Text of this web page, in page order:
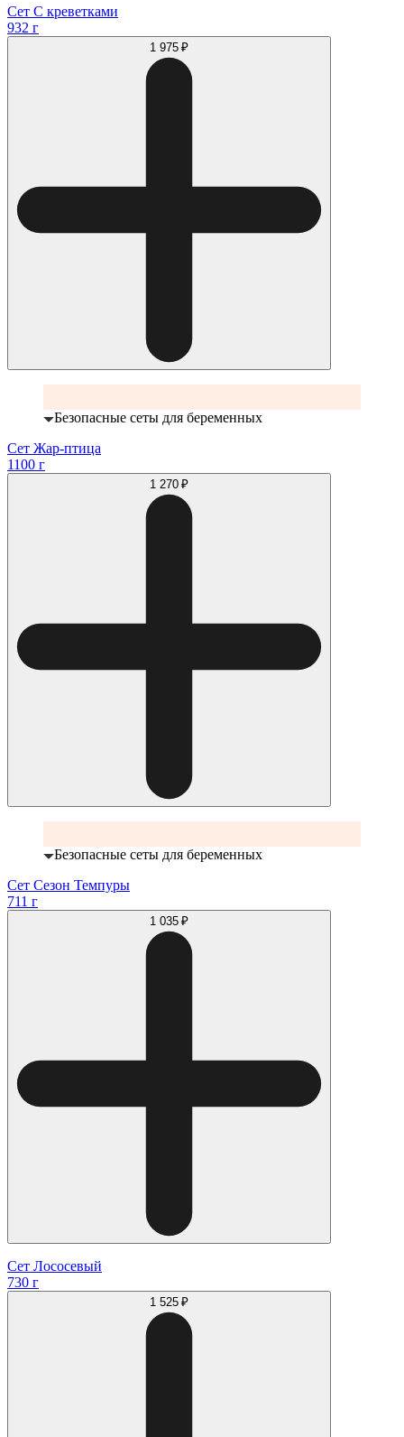
Сет С креветками
932 г
1 975 ₽
Безопасные сеты для беременных
Сет Жар-птица
1100 г
1 270 ₽
Безопасные сеты для беременных
Сет Сезон Темпуры
711 г
1 035 ₽
Сет Лососевый
730 г
1 525 ₽